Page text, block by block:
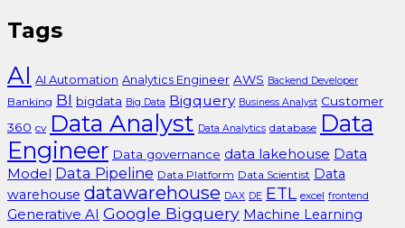
Tags
AI AI Automation Analytics Engineer AWS Backend Developer
Banking BI bigdata Big Data Bigquery Business Analyst Customer
360 cv Data Analyst Data Analytics database Data
Engineer Data governance data lakehouse Data
Model Data Pipeline Data Platform Data Scientist Data
warehouse datawarehouse DAX DE ETL excel frontend
Generative AI Google Bigquery Machine Learning